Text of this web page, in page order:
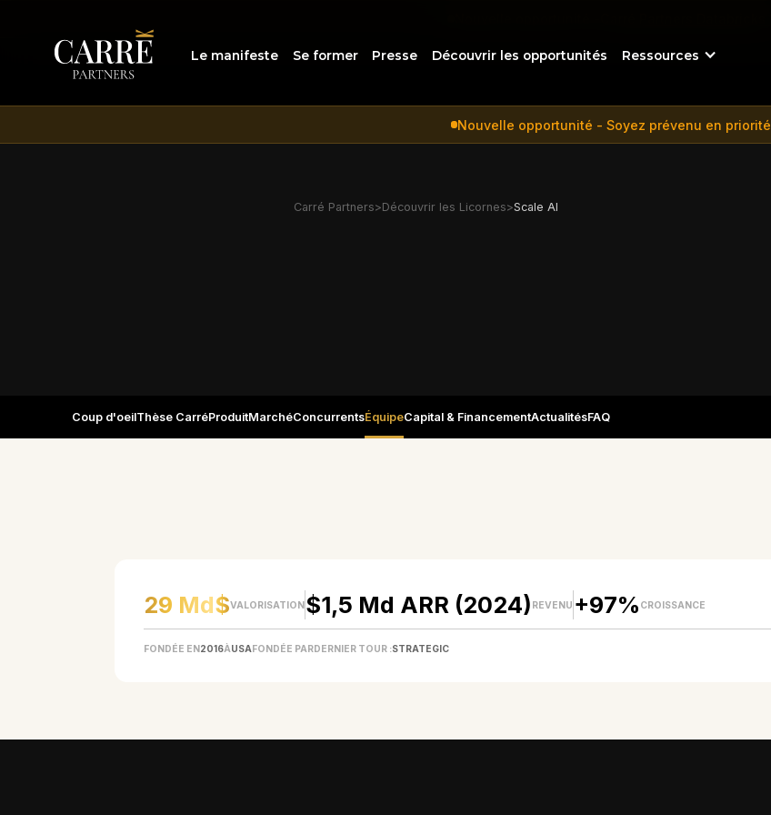
Le manifeste Se former Presse Découvrir les opportunités Ressources
Nouvelle opportunité - Soyez prévenu en priorité
Carré Partners>Découvrir les Licornes>Scale AI
Coup d'oeilThèse CarréProduitMarchéConcurrentsÉquipeCapital & FinancementActualitésFAQ
29 Md$VALORISATION$1,5 Md ARR (2024) REVENU +97% CROISSANCE
FONDÉE EN2016ÀUSAFONDÉE PARDERNIER TOUR :STRATEGIC